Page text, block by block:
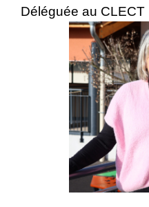
Déléguée au CLECT